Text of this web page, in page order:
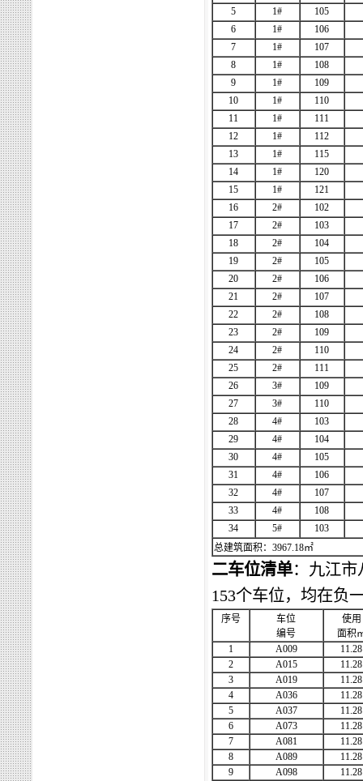
5
1#
105
6
1#
106
7
1#
107
8
1#
108
9
1#
109
10
1#
110
11
1#
111
12
1#
112
13
1#
115
14
1#
120
15
1#
121
16
2#
102
17
2#
103
18
2#
104
19
2#
105
20
2#
106
21
2#
107
22
2#
108
23
2#
109
24
2#
110
25
2#
111
26
3#
109
27
3#
110
28
4#
103
29
4#
104
30
4#
105
31
4#
106
32
4#
107
33
4#
108
34
5#
103
总建筑面积： 3967.18㎡
二车位清单： 九江市
153个车位，均在负
序号
车位
编号
使用
面积
1
A009
11.28
2
A015
11.28
3
A019
11.28
4
A036
11.28
5
A037
11.28
6
A073
11.28
7
A081
11.28
8
A089
11.28
9
A098
11.28